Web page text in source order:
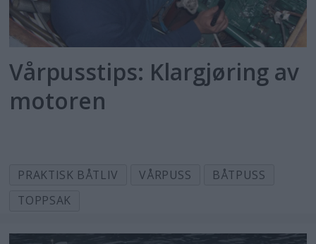
Vårpusstips: Klargjøring av
motoren
PRAKTISK BÅTLIV VÅRPUSS
BÅTPUSS
TOPPSAK